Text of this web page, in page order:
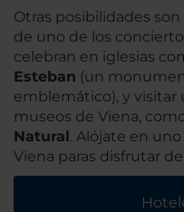
Otras posibilidades
de uno de los
celebran en iglesias
Esteban (un
emblemático), y visitar
museos de Viena,
Natural. Alójate en
Viena paras disfrutar